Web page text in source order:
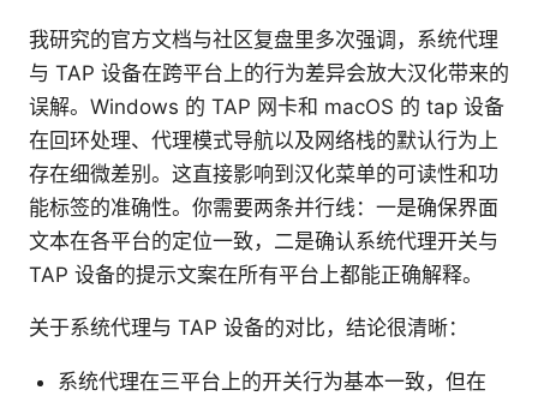
我研究的官方文档与社区复盘里多次强调，系统代理
与 TAP 设备在跨平台上的行为差异会放大汉化带来的
误解。Windows 的 TAP 网卡和 macOS 的 tap 设备
在回环处理、代理模式导航以及网络栈的默认行为上
存在细微差别。这直接影响到汉化菜单的可读性和功
能标签的准确性。你需要两条并行线：一是确保界面
文本在各平台的定位一致，二是确认系统代理开关与
TAP 设备的提示文案在所有平台上都能正确解释。
关于系统代理与 TAP 设备的对比，结论很清晰：
系统代理在三平台上的开关行为基本一致，但在